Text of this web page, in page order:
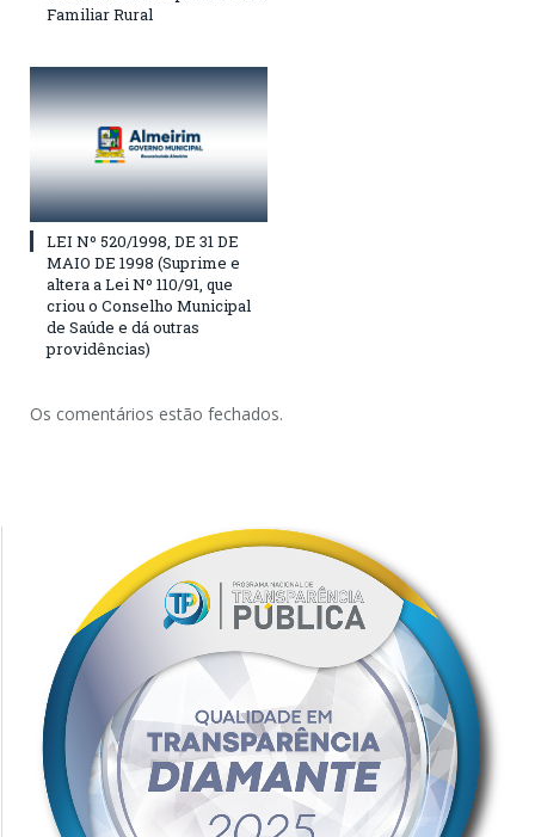
Familiar Rural
LEI Nº 520/1998, DE 31 DE
MAIO DE 1998 (Suprime e
altera a Lei Nº 110/91, que
criou o Conselho Municipal
de Saúde e dá outras
providências)
Os comentários estão fechados.